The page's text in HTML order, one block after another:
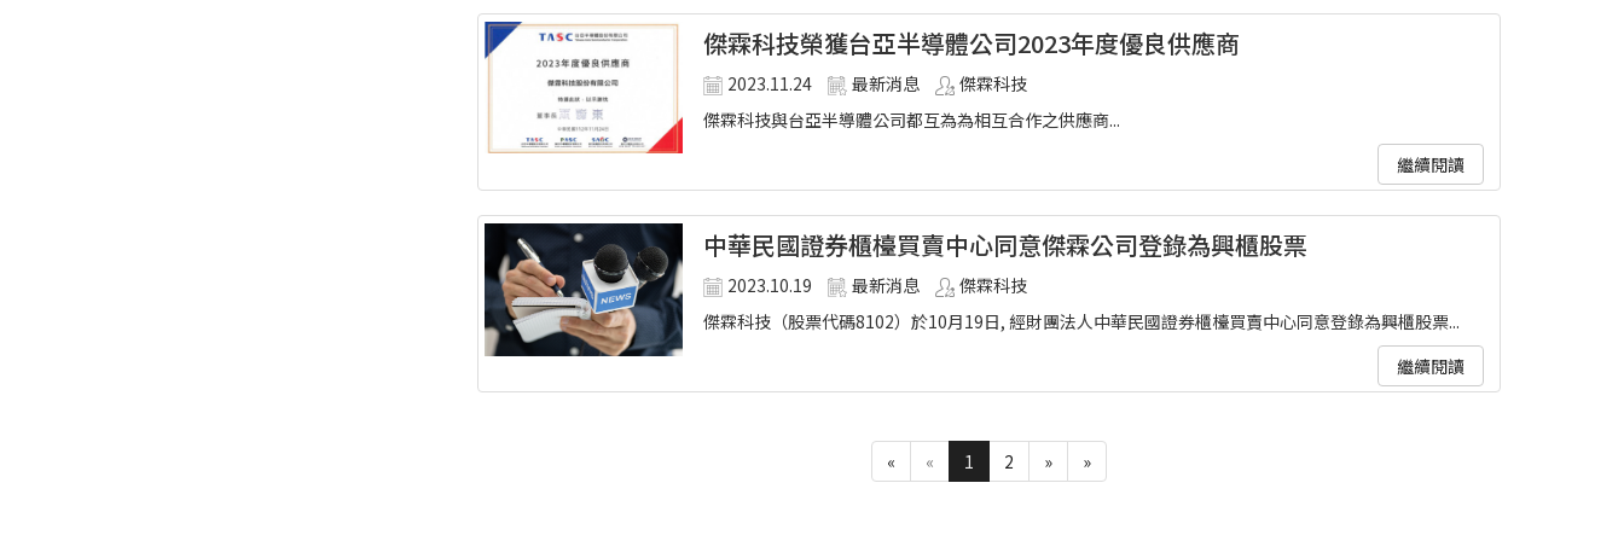
傑霖科技榮獲台亞半導體公司2023年度優良供應商
2023.11.24 最新消息
傑霖科技
傑霖科技與台亞半導體公司都互為為相互合作之供應商...
繼續閱讀
中華民國證券櫃檯買賣中心同意傑霖公司登錄為興櫃股票
2023.10.19 最新消息
傑霖科技
傑霖科技（股票代碼8102）於10月19日, 經財團法人中華民國證券櫃檯買賣中心同意登錄為興櫃股票...
繼續閱讀
« « 1 2 » »